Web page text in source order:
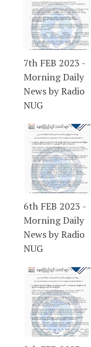
7th FEB 2023 -
Morning Daily
News by Radio
NUG
6th FEB 2023 -
Morning Daily
News by Radio
NUG